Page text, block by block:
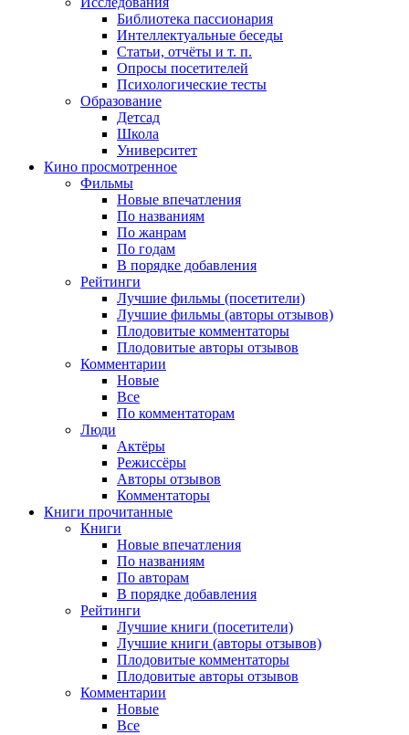
Библиотека пассионария
Интеллектуальные беседы
Статьи, отчёты и т. п.
Опросы посетителей
Психологические тесты
Образование
Детсад
Школа
Университет
Кино просмотренное
Фильмы
Новые впечатления
По названиям
По жанрам
По годам
В порядке добавления
Рейтинги
Лучшие фильмы (посетители)
Лучшие фильмы (авторы отзывов)
Плодовитые комментаторы
Плодовитые авторы отзывов
Комментарии
Новые
Все
По комментаторам
Люди
Актёры
Режиссёры
Авторы отзывов
Комментаторы
Книги прочитанные
Книги
Новые впечатления
По названиям
По авторам
В порядке добавления
Рейтинги
Лучшие книги (посетители)
Лучшие книги (авторы отзывов)
Плодовитые комментаторы
Плодовитые авторы отзывов
Комментарии
Новые
Все